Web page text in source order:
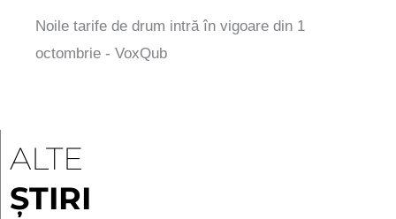
Noile tarife de drum intră în vigoare din 1
octombrie - VoxQub
ALTE
ȘTIRI